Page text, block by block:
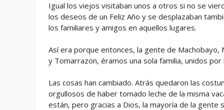
Igual los viejos visitaban unos a otros si no se
los deseos de un Feliz Año y se desplazaban
los familiares y amigos en aquellos lugares.
Así era porque entonces, la gente de Machobayo,
y Tomarrazon, éramos una sola familia, unidos
Las cosas han cambiado. Atrás quedaron las
orgullosos de haber tomado leche de la misma
están, pero gracias a Dios, la mayoría de la gente